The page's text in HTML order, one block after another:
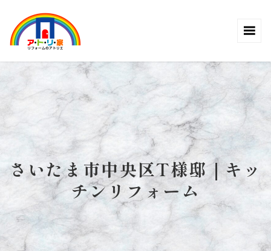
さいたま市中央区T様邸｜キッ
チンリフォーム